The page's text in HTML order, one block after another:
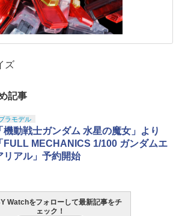
ズ
記事
ラモデル
機動戦士ガンダム 水星の魔女」より
FULL MECHANICS 1/100 ガンダムエ
リアル」予約開始
Watchをフォローして最新記事をチ
ェック！